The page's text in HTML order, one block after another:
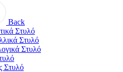
Back
Στυλό
Στυλό
Στυλό
Στυλό